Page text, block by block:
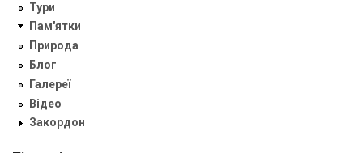
Тури
Пам'ятки
Природа
Блог
Галереї
Відео
Закордон